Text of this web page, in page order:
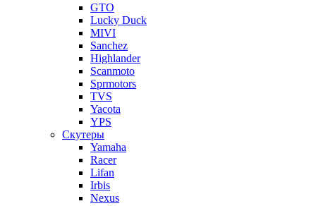
GTO
Lucky Duck
MIVI
Sanchez
Highlander
Scanmoto
Sprmotors
TVS
Yacota
YPS
Скутеры
Yamaha
Racer
Lifan
Irbis
Nexus